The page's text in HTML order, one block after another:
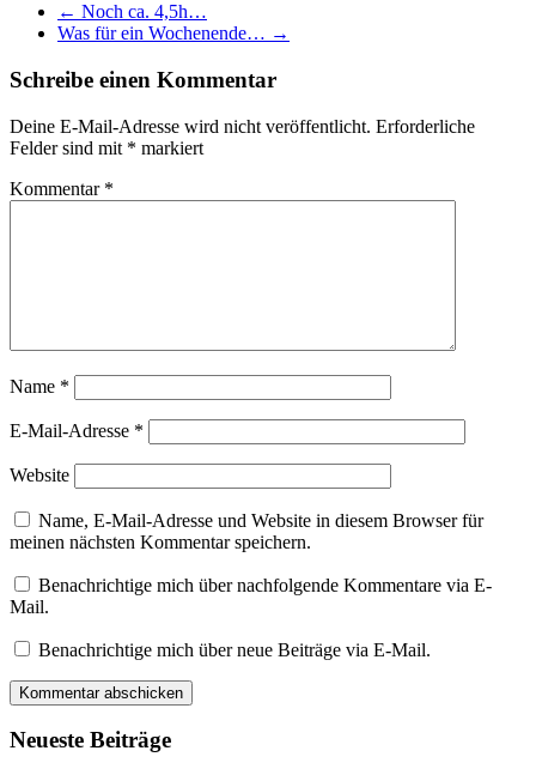
← Noch ca. 4,5h…
Was für ein Wochenende… →
Schreibe einen Kommentar
Deine E-Mail-Adresse wird nicht veröffentlicht. Erforderliche
Felder sind mit * markiert
Kommentar *
Name *
E-Mail-Adresse *
Website
Name, E-Mail-Adresse und Website in diesem Browser für
meinen nächsten Kommentar speichern.
Benachrichtige mich über nachfolgende Kommentare via E-
Mail.
Benachrichtige mich über neue Beiträge via E-Mail.
Neueste Beiträge